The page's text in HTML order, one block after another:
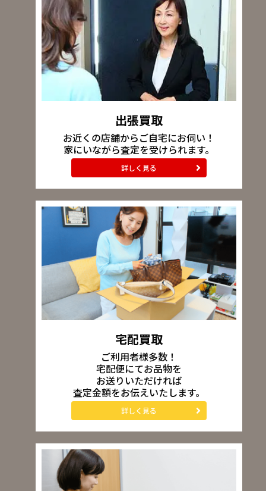
出張買取
お近くの店舗からご自宅にお伺い！
家にいながら査定を受けられます。
詳しく見る
宅配買取
ご利用者様多数！
宅配便にてお品物を
お送りいただければ
査定金額をお伝えいたします。
詳しく見る